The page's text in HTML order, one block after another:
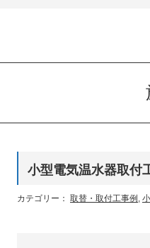
小型電気温水器取
カテゴリー： 取替・取付工事例 ,